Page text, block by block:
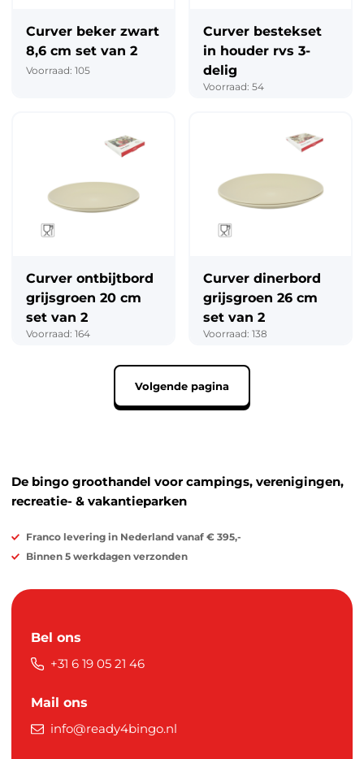
Curver beker zwart
8,6 cm set van 2
Voorraad: 105
Curver bestekset
in houder rvs 3-
delig
Voorraad: 54
Curver ontbijtbord
grijsgroen 20 cm
set van 2
Voorraad: 164
Curver dinerbord
grijsgroen 26 cm
set van 2
Voorraad: 138
Volgende pagina
De bingo groothandel voor campings, verenigingen,
recreatie- & vakantieparken
Franco levering in Nederland vanaf € 395,-
Binnen 5 werkdagen verzonden
Bel ons
+31 6 19 05 21 46
Mail ons
info@ready4bingo.nl